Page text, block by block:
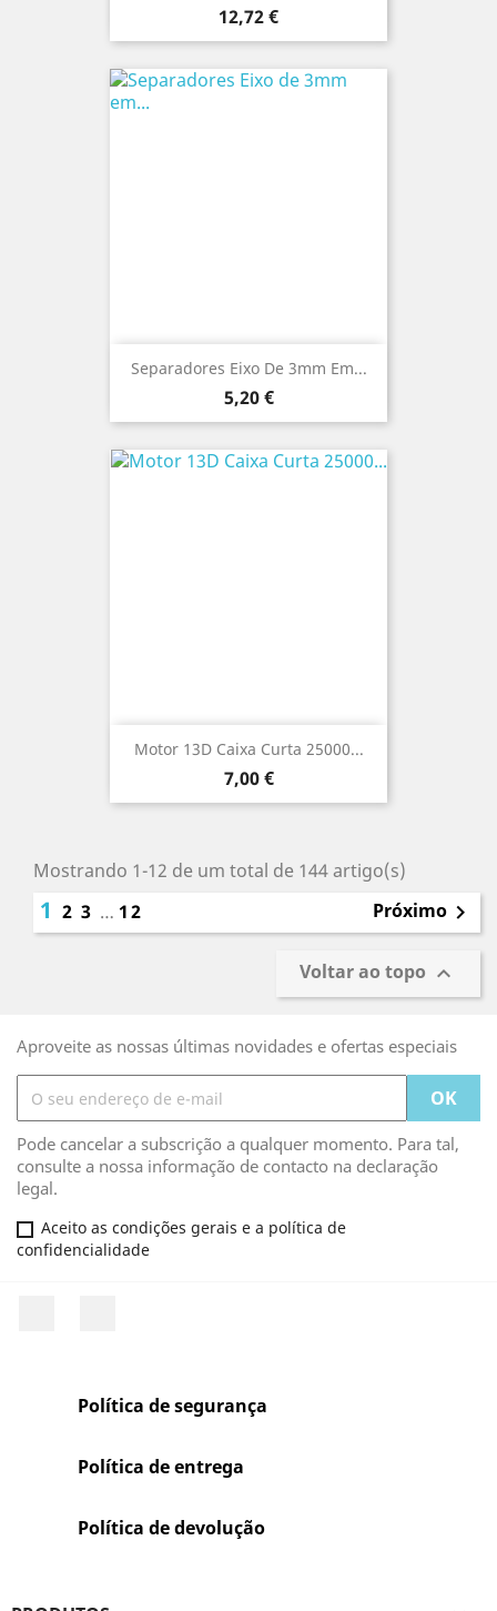
Preço
12,72 €
Separadores Eixo De 3mm Em...
Preço
5,20 €
Motor 13D Caixa Curta 25000...
Preço
7,00 €
Mostrando 1-12 de um total de 144 artigo(s)
1 2 3 … 12 Próximo 
Voltar ao topo 
Aproveite as nossas últimas novidades e ofertas especiais
Pode cancelar a subscrição a qualquer momento. Para tal,
consulte a nossa informação de contacto na declaração
legal.
Aceito as condições gerais e a política de
confidencialidade
Política de segurança
Política de entrega
Política de devolução